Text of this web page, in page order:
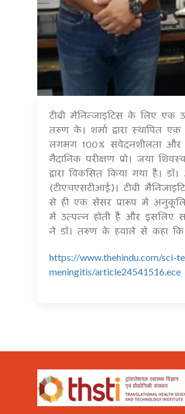
टीबी मेनिन्जाइटिस के लिए एक
तरुण के। शर्मा द्वारा स्थापित
लगभग 100% संवेदनशीलता और
नैदानिक ​​परीक्षण प्रो। जया
द्वारा विकसित किया गया है।
(टीएचएसटीआई)। टीबी
से ही एक सेंसर प्रारूप में
में उत्पन्न होती हैं और इसलिए
ने डॉ। तरुण के हवाले से कहा कि
https://www.thehindu.com/sci-
meningitis/article24541516.ece